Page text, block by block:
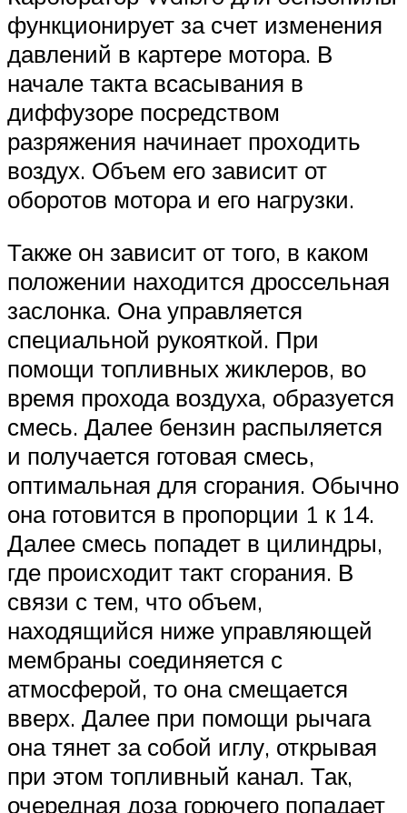
функционирует за счет изменения
давлений в картере мотора. В
начале такта всасывания в
диффузоре посредством
разряжения начинает проходить
воздух. Объем его зависит от
оборотов мотора и его нагрузки.
Также он зависит от того, в каком
положении находится дроссельная
заслонка. Она управляется
специальной рукояткой. При
помощи топливных жиклеров, во
время прохода воздуха, образуется
смесь. Далее бензин распыляется
и получается готовая смесь,
оптимальная для сгорания. Обычно
она готовится в пропорции 1 к 14.
Далее смесь попадет в цилиндры,
где происходит такт сгорания. В
связи с тем, что объем,
находящийся ниже управляющей
мембраны соединяется с
атмосферой, то она смещается
вверх. Далее при помощи рычага
она тянет за собой иглу, открывая
при этом топливный канал. Так,
очередная доза горючего попадает